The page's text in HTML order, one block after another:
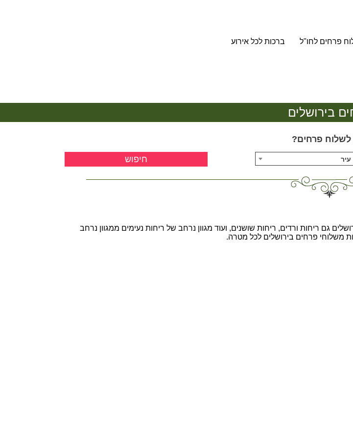
פרחים לחו"ל ברכות לכל אירוע
בירושלים
לשלוח פרחים?
גם ריחות ורדים, ריחות שושנים, ועוד מגוון נרחב של ריחות נעימים ממגוון נרחב
משלוחי פרחים בירושלים לכל מטרה.